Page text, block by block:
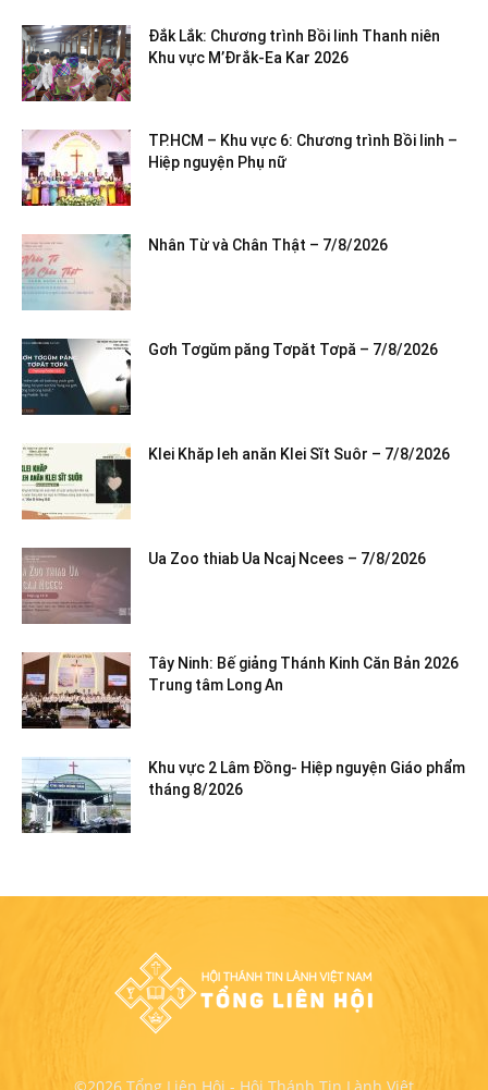
Đắk Lắk: Chương trình Bồi linh Thanh niên
Khu vực M’Đrắk-Ea Kar 2026
TP.HCM – Khu vực 6: Chương trình Bồi linh –
Hiệp nguyện Phụ nữ
Nhân Từ và Chân Thật – 7/8/2026
Gơh Tơgŭm păng Tơpăt Tơpă – 7/8/2026
Klei Khăp leh anăn Klei Sĭt Suôr – 7/8/2026
Ua Zoo thiab Ua Ncaj Ncees – 7/8/2026
Tây Ninh: Bế giảng Thánh Kinh Căn Bản 2026
Trung tâm Long An
Khu vực 2 Lâm Đồng- Hiệp nguyện Giáo phẩm
tháng 8/2026